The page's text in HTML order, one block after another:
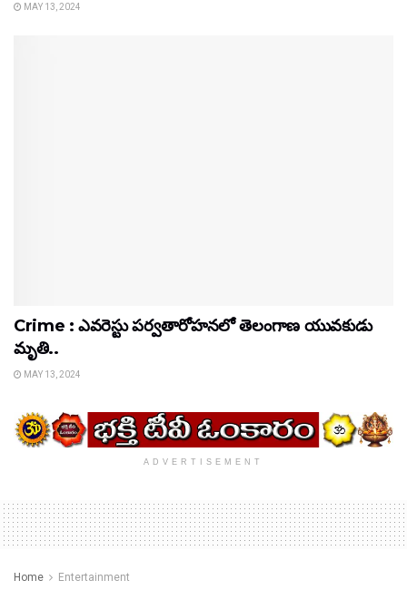
MAY 13, 2024
Crime : ఎవరెస్టు పర్వతారోహనలో తెలంగాణ యువకుడు
మృతి..
MAY 13, 2024
ADVERTISEMENT
Home Entertainment